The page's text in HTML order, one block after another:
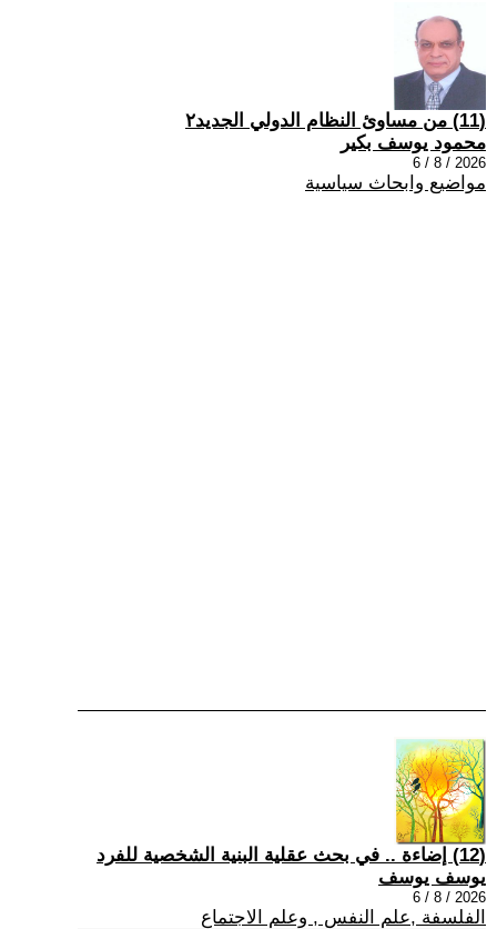
(11) من مساوئ النظام الدولي الجديد٢
محمود يوسف بكير
2026 / 8 / 6
مواضيع وابحاث سياسية
(12) إضاءة .. في بحث عقلية البنية الشخصية للفرد
يوسف يوسف
2026 / 8 / 6
الفلسفة ,علم النفس , وعلم الاجتماع